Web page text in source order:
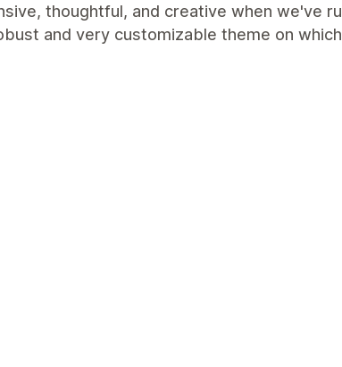
thoughtful, and creative when we've
and very customizable theme on